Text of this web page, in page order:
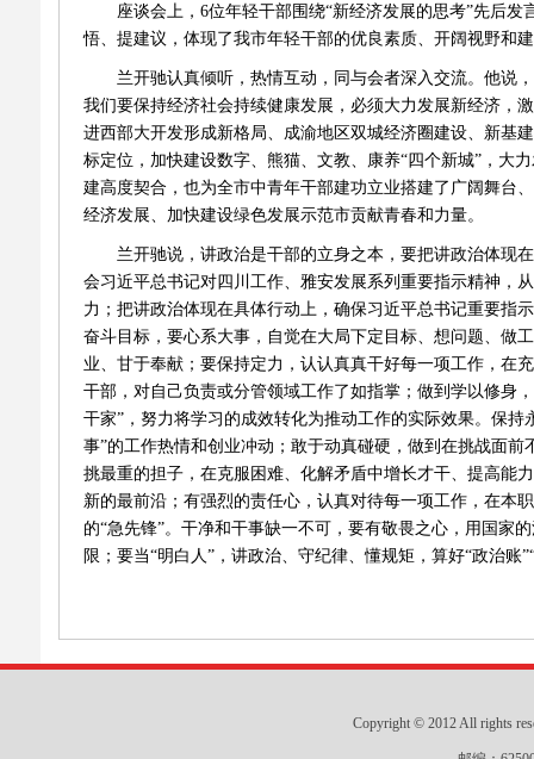
座谈会上， 6位年轻干部围绕“新经济发展的思考”先后
悟、提建议，体现了我市年轻干部的优良素质、开阔视野和
兰开驰认真倾听，热情互动，同与会者深入交流。他说
我们要保持经济社会持续健康发展，必须大力发展新经济，
进西部大开发形成新格局、成渝地区双城经济圈建设、新基
标定位，加快建设数字、熊猫、文教、康养“四个新城”，大
建高度契合，也为全市中青年干部建功立业搭建了广阔舞台
经济发展、加快建设绿色发展示范市贡献青春和力量。
兰开驰说，讲政治是干部的立身之本，要把讲政治体现
会习近平总书记对四川工作、雅安发展系列重要指示精神，
力；把讲政治体现在具体行动上，确保习近平总书记重要指
奋斗目标，要心系大事，自觉在大局下定目标、想问题、做
业、甘于奉献；要保持定力，认认真真干好每一项工作，在
干部，对自己负责或分管领域工作了如指掌；做到学以修身
干家”，努力将学习的成效转化为推动工作的实际效果。保
事”的工作热情和创业冲动；敢于动真碰硬，做到在挑战面
挑最重的担子，在克服困难、化解矛盾中增长才干、提高能
新的最前沿；有强烈的责任心，认真对待每一项工作，在本
的“急先锋”。干净和干事缺一不可，要有敬畏之心，用国家
限；要当“明白人”，讲政治、守纪律、懂规矩，算好“政治
Copyright © 2012 All rights